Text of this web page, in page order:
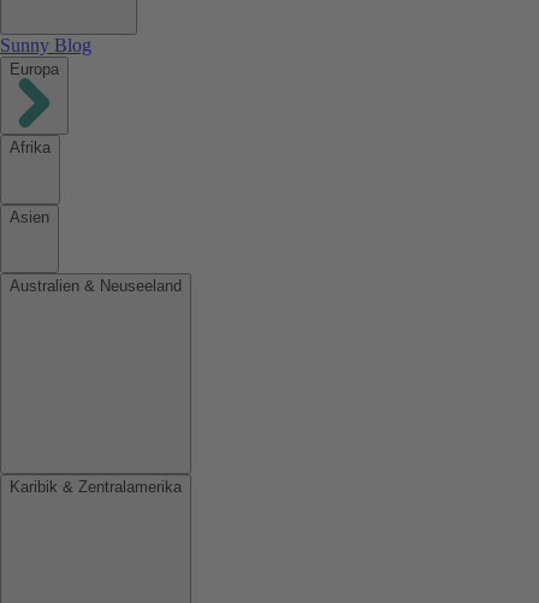
Sunny Blog
Europa
Afrika
Asien
Australien & Neuseeland
Karibik & Zentralamerika